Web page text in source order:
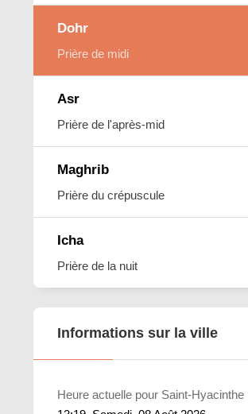
Dohr
Prière de midi
Asr
Prière de l'après-mid
Maghrib
Prière du crépuscule
Icha
Prière de la nuit
Informations sur la ville
Heure actuelle pour Saint-Hyacinthe